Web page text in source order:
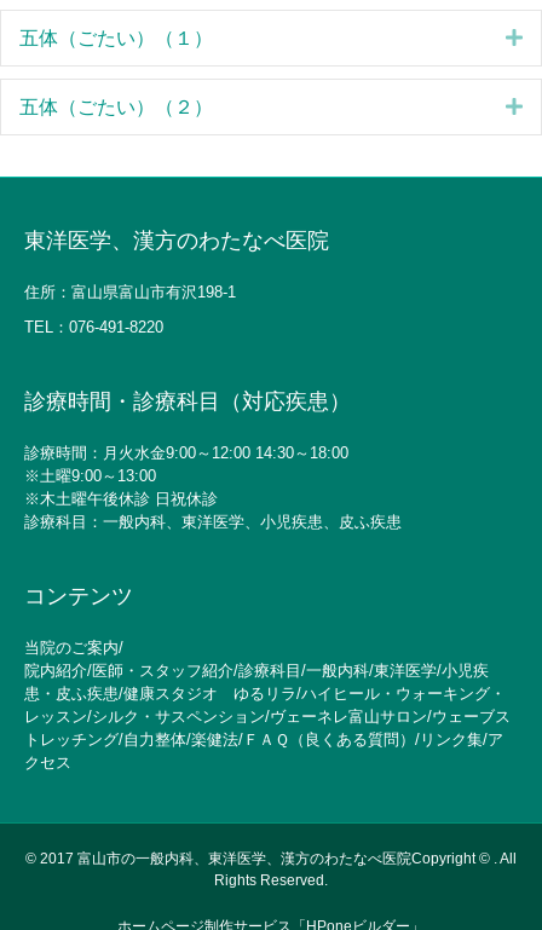
五体（ごたい）（１）
五体（ごたい）（２）
東洋医学、漢方のわたなべ医院
住所：富山県富山市有沢198-1
TEL： 076-491-8220
診療時間・診療科目（対応疾患）
診療時間：月火水金9:00～12:00 14:30～18:00
※土曜9:00～13:00
※木土曜午後休診 日祝休診
診療科目：一般内科、東洋医学、小児疾患、皮ふ疾患
コンテンツ
当院のご案内/
院内紹介/医師・スタッフ紹介/診療科目 /一般内科/東洋医学/小児疾
患・皮ふ疾患/健康スタジオ ゆるリラ/ハイヒール・ウォーキング・
レッスン/シルク・サスペンション/ヴェーネレ富山サロン/ウェーブス
トレッチング/自力整体/楽健法/ ＦＡＱ（良くある質問） / リンク集/ア
クセス
© 2017 富山市の一般内科、東洋医学、漢方のわたなべ医院Copyright © . All
Rights Reserved.
ホームページ制作サービス「HPoneビルダー」